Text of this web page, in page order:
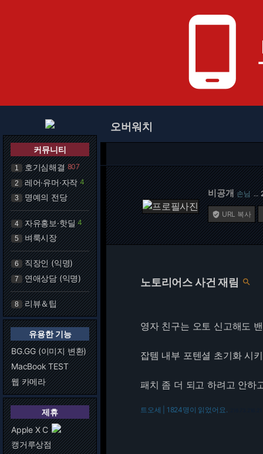
phone_android
커뮤니티
1 호기심해결 807
2 레어·유머·자작 4
3 명예의 전당
4 자유홍보·핫딜 4
5 벼룩시장
6 직장인 (익명)
7 연애상담 (익명)
8 리뷰＆팁
유용한 기능
BG.GG (이미지 변환)
MacBook TEST
웹 카메라
제휴
Apple X C
캥거루상점
오버워치
비공개 손님 …
 URL 복사
노토리어스 사건 재림 
영자 친구는 오토 신고해도
잡템 내부 포텐셜 초기화 시
패치 좀 더 되고 하려고 안하
트오세 | 1824명이 읽었어요.